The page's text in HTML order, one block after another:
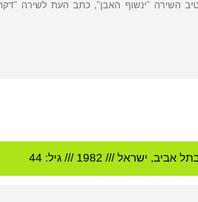
השירה "ינשוף האבן", כתב העת לשירה
תל אביב, ישראל///
1982 /// גיל: 44